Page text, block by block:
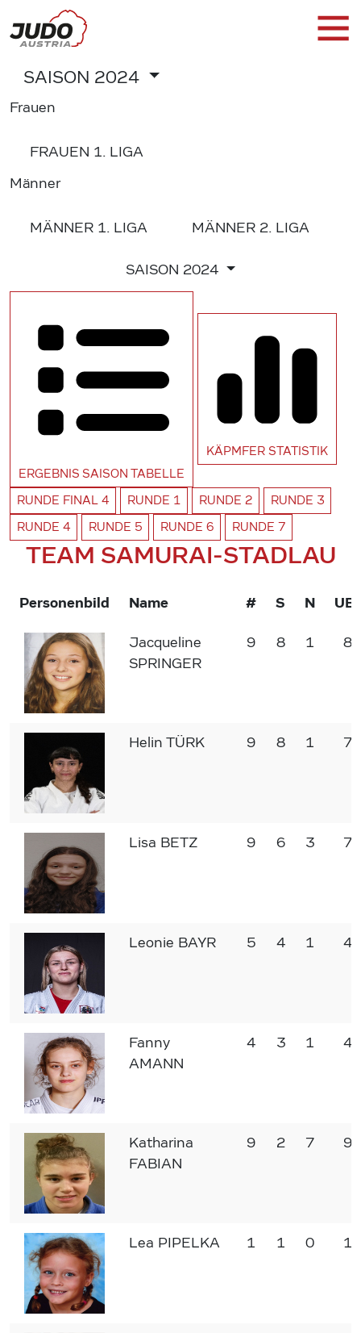
SAISON 2024
Frauen
FRAUEN 1. LIGA
Männer
MÄNNER 1. LIGA MÄNNER 2. LIGA
SAISON 2024
ERGEBNIS SAISON TABELLE
KÄPMFER STATISTIK
RUNDE FINAL 4 RUNDE 1 RUNDE 2 RUNDE 3
RUNDE 4 RUNDE 5 RUNDE 6 RUNDE 7
TEAM SAMURAI-STADLAU
Personenbild Name # S N
Jacqueline
SPRINGER
9 8 1 87
Helin TÜRK 9 8 1 77
Lisa BETZ 9 6 3 77
Leonie BAYR 5 4 1 44
Fanny
AMANN
4 3 1 40
Katharina
FABIAN
9 2 7 90
Lea PIPELKA 1 1 0 10